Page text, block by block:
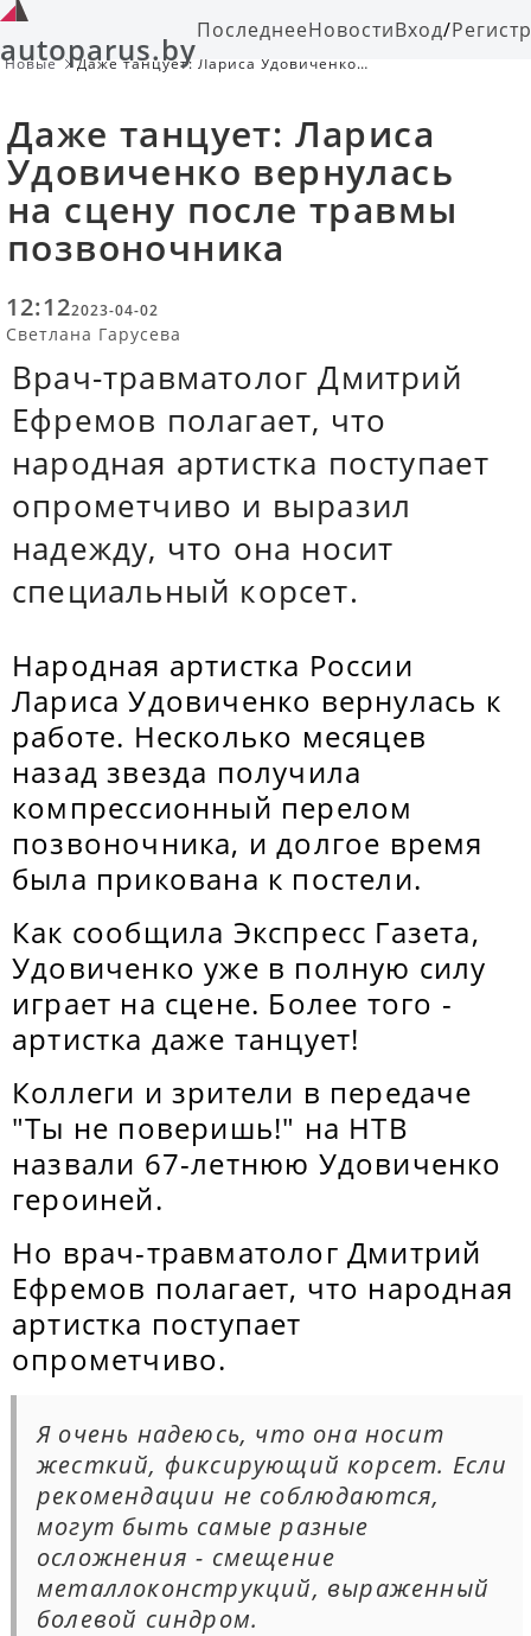
autoparus.byПоследнееНовостиВход/
Новые
Даже танцует: Лариса Удовиченко
Даже танцует: Лариса
Удовиченко вернулась
на сцену после травмы
позвоночника
12:122023-04-02
Светлана Гарусева
Врач-травматолог Дмитрий
Ефремов полагает, что
народная артистка поступает
опрометчиво и выразил
надежду, что она носит
специальный корсет.
Народная артистка России
Лариса Удовиченко вернулась к
работе. Несколько месяцев
назад звезда получила
компрессионный перелом
позвоночника, и долгое время
была прикована к постели.
Как сообщила Экспресс Газета,
Удовиченко уже в полную силу
играет на сцене. Более того -
артистка даже танцует!
Коллеги и зрители в передаче
"Ты не поверишь!" на НТВ
назвали 67-летнюю Удовиченко
героиней.
Но врач-травматолог Дмитрий
Ефремов полагает, что народная
артистка поступает
опрометчиво.
Я очень надеюсь, что она носит
жесткий, фиксирующий корсет. Если
рекомендации не соблюдаются,
могут быть самые разные
осложнения - смещение
металлоконструкций, выраженный
болевой синдром.